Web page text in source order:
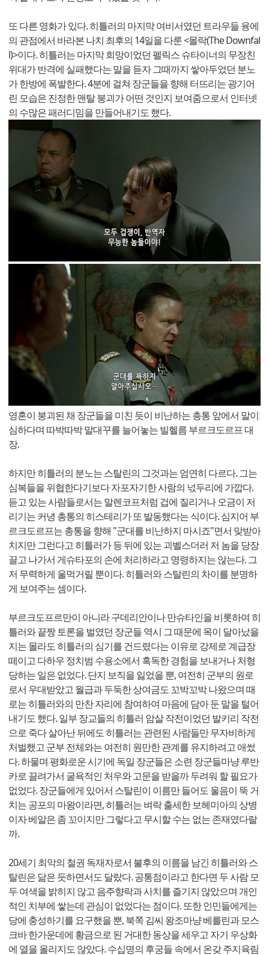
또 다른 영화가 있다. 히틀러의 마지막 여비서였던 트라우들 융에
의 관점에서 바라본 나치 최후의 14일을 다룬 <몰락(The Downfal
l)>이다. 히틀러는 마지막 희망이었던 펠릭스 슈타이너의 무장친
위대가 반격에 실패했다는 말을 듣자 그때까지 쌓아두었던 분노
가 한방에 폭발한다. 4분에 걸쳐 장군들을 향해 터뜨리는 광기어
린 모습은 진정한 맨탈 붕괴가 어떤 것인지 보여줌으로서 인터넷
의 수많은 패러디밈을 만들어내기도 했다.
영혼이 붕괴된 채 장군들을 미친 듯이 비난하는 총통 앞에서 말이
심하다며 따박따박 말대꾸를 늘어놓는 빌헬름 부르크도르프 대
장.
하지만 히틀러의 분노는 스탈린의 그것과는 엄연히 다르다. 그는
심복들을 위협한다기보다 자포자기한 사람의 넋두리에 가깝다.
듣고 있는 사람들로서는 말렌코프처럼 겁에 질리거나 오금이 저
리기는 커녕 총통의 히스테리가 또 발동했다는 식이다. 심지어 부
르크도르프는 총통을 향해 "군대를 비난하지 마시죠"면서 맞받아
치지만 그런다고 히틀러가 등 뒤에 있는 괴벨스더러 저 놈을 당장
끌고 나가서 게슈타포의 손에 처리하라고 명령하지는 않는다. 그
저 무력하게 울먹거릴 뿐이다. 히틀러와 스탈린의 차이를 분명하
게 보여주는 셈이다.
부르크도프르만이 아니라 구데리안이나 만슈타인을 비롯하여 히
틀러와 끝짱 토론을 벌였던 장군들 역시 그 때문에 목이 달아났을
지는 몰라도 히틀러의 심기를 건드렸다는 이유로 강제로 계급장
떼이고 다하우 정치범 수용소에서 혹독한 경험을 보내거나 처형
당하는 일은 없었다. 단지 보직을 잃었을 뿐, 여전히 군부의 원로
로서 우대받았고 월급과 두둑한 상여금도 꼬박꼬박 나왔으며 때
로는 히틀러와의 만찬 자리에 참여하여 마음에 담아 둔 말을 털어
내기도 했다. 일부 장교들의 히틀러 암살 작전이었던 발키리 작전
으로 죽다 살아난 뒤에도 히틀러는 관련된 사람들만 무자비하게
처벌했고 군부 전체와는 여전히 원만한 관계를 유지하려고 애썼
다. 하물며 평화로운 시기에 독일 장군들은 소련 장군들마냥 루반
카로 끌려가서 굴욕적인 처우와 고문을 받을까 두려워 할 필요가
없었다. 장군들에게 있어서 스탈린이 이름만 들어도 울음이 뚝 거
치는 공포의 마왕이라면, 히틀러는 벼락 출세한 보헤미아의 상병
이자 베알은 좀 꼬이지만 그렇다고 무시할 수는 없는 존재였다랄
까.
20세기 최악의 철권 독재자로서 불후의 이름을 남긴 히틀러와 스
탈린은 닮은 듯하면서도 달랐다. 공통점이라고 한다면 두 사람 모
두 여색을 밝히지 않고 음주향락과 사치를 즐기지 않았으며 개인
적인 치부에 쌓는데 관심이 없었다는 점이다. 또한 인민들에게는
당에 충성하기를 요구했을 뿐, 북쪽 김씨 왕조마냥 베를린과 모스
크바 한가운데에 황금으로 된 거대한 동상을 세우고 자기 우상화
에 열을 올리지도 않았다. 수십명의 후궁들 속에서 온갖 주지육림